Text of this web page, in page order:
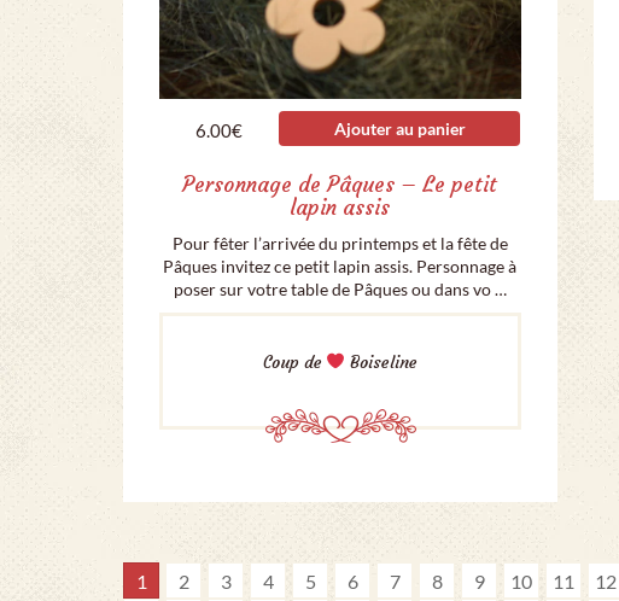
6.00€ Ajouter au panier
Personnage de Pâques – Le petit
lapin assis
Pour fêter l’arrivée du printemps et la fête de
Pâques invitez ce petit lapin assis. Personnage à
poser sur votre table de Pâques ou dans vo …
Coup de Boiseline
1 2 3 4 5 6 7 8 9 10 11 12